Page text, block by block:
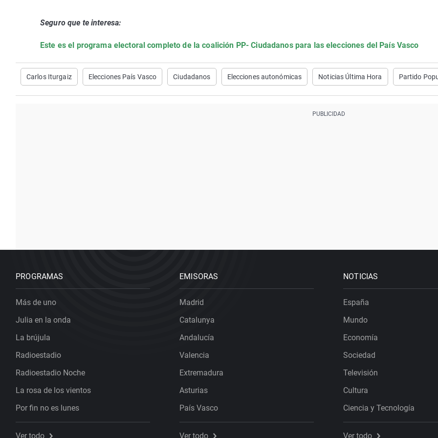
Seguro que te interesa:
Este es el programa electoral completo de la coalición PP- Ciudadanos para las elecciones del País Vasco
Carlos Iturgaiz Elecciones País Vasco Ciudadanos Elecciones autonómicas Noticias Última Hora Partido
PROGRAMAS
Más de uno
Julia en la onda
La brújula
Radioestadio
Radioestadio Noche
La rosa de los vientos
Por fin no es lunes
Ver todo
EMISORAS
Madrid
Catalunya
Andalucía
Valencia
Extremadura
Asturias
País Vasco
Ver todo
NOTICIAS
España
Mundo
Economía
Sociedad
Televisión
Cultura
Ciencia y Tecnología
Ver todo